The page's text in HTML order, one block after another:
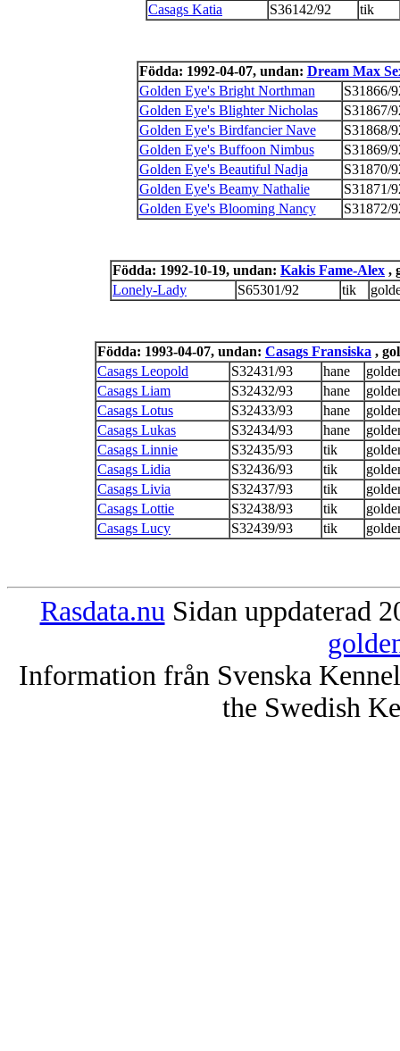
Casags Katia
S36142/92 tik
Födda: 1992-04-07, undan: Dream Max
Golden Eye's Bright Northman
S31866/
Golden Eye's Blighter Nicholas
S31867/
Golden Eye's Birdfancier Nave
S31868/
Golden Eye's Buffoon Nimbus
S31869/
Golden Eye's Beautiful Nadja
S31870/
Golden Eye's Beamy Nathalie
S31871/
Golden Eye's Blooming Nancy
S31872/
Födda: 1992-10-19, undan: Kakis Fame-Alex ,
Lonely-Lady
S65301/92 tik
Födda: 1993-04-07, undan: Casags Fransiska ,
Casags Leopold
S32431/93 hane
Casags Liam
S32432/93 hane
Casags Lotus
S32433/93 hane
Casags Lukas
S32434/93 hane
Casags Linnie
S32435/93 tik
Casags Lidia
S32436/93 tik
Casags Livia
S32437/93 tik
Casags Lottie
S32438/93 tik
Casags Lucy
S32439/93 tik
Rasdata.nu Sidan uppdaterad
Information från Svenska
the Swedish